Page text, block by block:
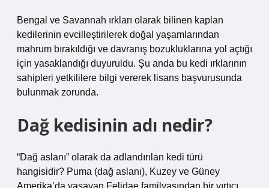
Bengal ve Savannah ırkları olarak bilinen kaplan
kedilerinin evcilleştirilerek doğal yaşamlarından
mahrum bırakıldığı ve davranış bozukluklarına yol açtığı
için yasaklandığı duyuruldu. Şu anda bu kedi ırklarının
sahipleri yetkililere bilgi vererek lisans başvurusunda
bulunmak zorunda.
Dağ kedisinin adı nedir?
“Dağ aslanı” olarak da adlandırılan kedi türü
hangisidir? Puma (dağ aslanı), Kuzey ve Güney
Amerika’da yaşayan Felidae familyasından bir yırtıcı